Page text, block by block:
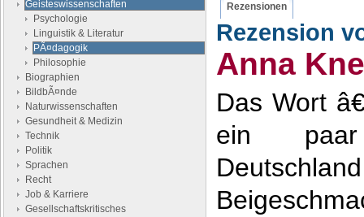
Geisteswissenschaften
Psychologie
Linguistik & Literatur
PÃ¤dagogik
Philosophie
Biographien
BildbÃ¤nde
Naturwissenschaften
Gesundheit & Medizin
Technik
Politik
Sprachen
Recht
Job & Karriere
Gesellschaftskritisches
Rezensionen
Rezension
Anna
Das Wort
ein